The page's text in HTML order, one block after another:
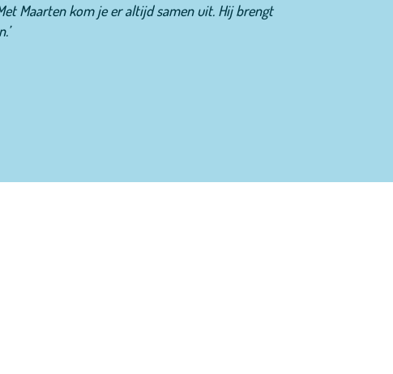
Maarten kom je er altijd samen uit. Hij brengt